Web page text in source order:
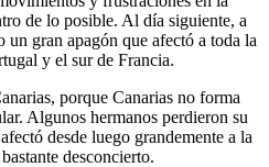
de lo posible. Al día siguiente, a
un gran apagón que afectó a toda la
y el sur de Francia.
porque Canarias no forma
Algunos hermanos perdieron su
desde luego grandemente a la
desconcierto.